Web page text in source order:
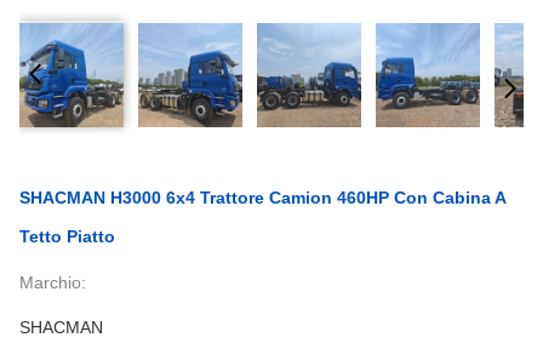
SHACMAN H3000 6x4 Trattore Camion 460HP Con Cabina A
Tetto Piatto
Marchio:
SHACMAN